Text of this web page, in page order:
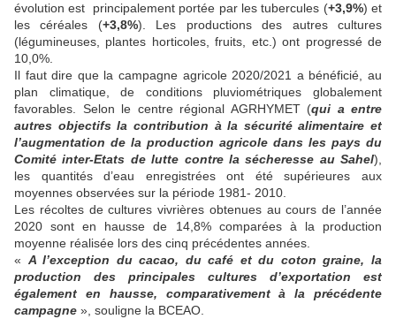
évolution est principalement portée par les tubercules (+3,9%) et
les céréales (+3,8%). Les productions des autres cultures
(légumineuses, plantes horticoles, fruits, etc.) ont progressé de
10,0%.
Il faut dire que la campagne agricole 2020/2021 a béné­ficié, au
plan climatique, de conditions plu­viométriques globalement
favorables. Selon le centre régional AGRHYMET (qui a entre
autres objectifs la contribution à la sécurité alimentaire et
l’augmentation de la production agricole dans les pays du
Comité inter-Etats de lutte contre la sécheresse au Sahel),
les quantités d’eau enregistrées ont été supérieures aux
moyennes observées sur la période 1981- 2010.
Les récoltes de cultures vivrières obtenues au cours de l’année
2020 sont en hausse de 14,8% comparées à la production
moyenne réalisée lors des cinq précédentes années.
« A l’exception du cacao, du café et du coton graine, la
production des principales cultures d’exportation est
également en hausse, com­parativement à la précédente
campagne », souligne la BCEAO.